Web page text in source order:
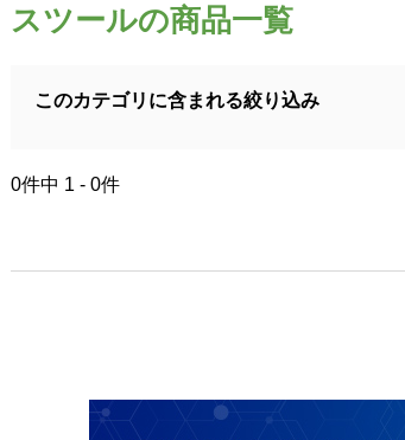
スツールの商品一覧
このカテゴリに含まれる絞り込み
0件中 1 - 0件